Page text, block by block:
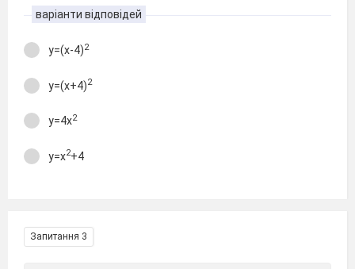
варіанти відповідей
y=(x-4)2
y=(x+4)2
y=4x2
y=x2+4
Запитання 3